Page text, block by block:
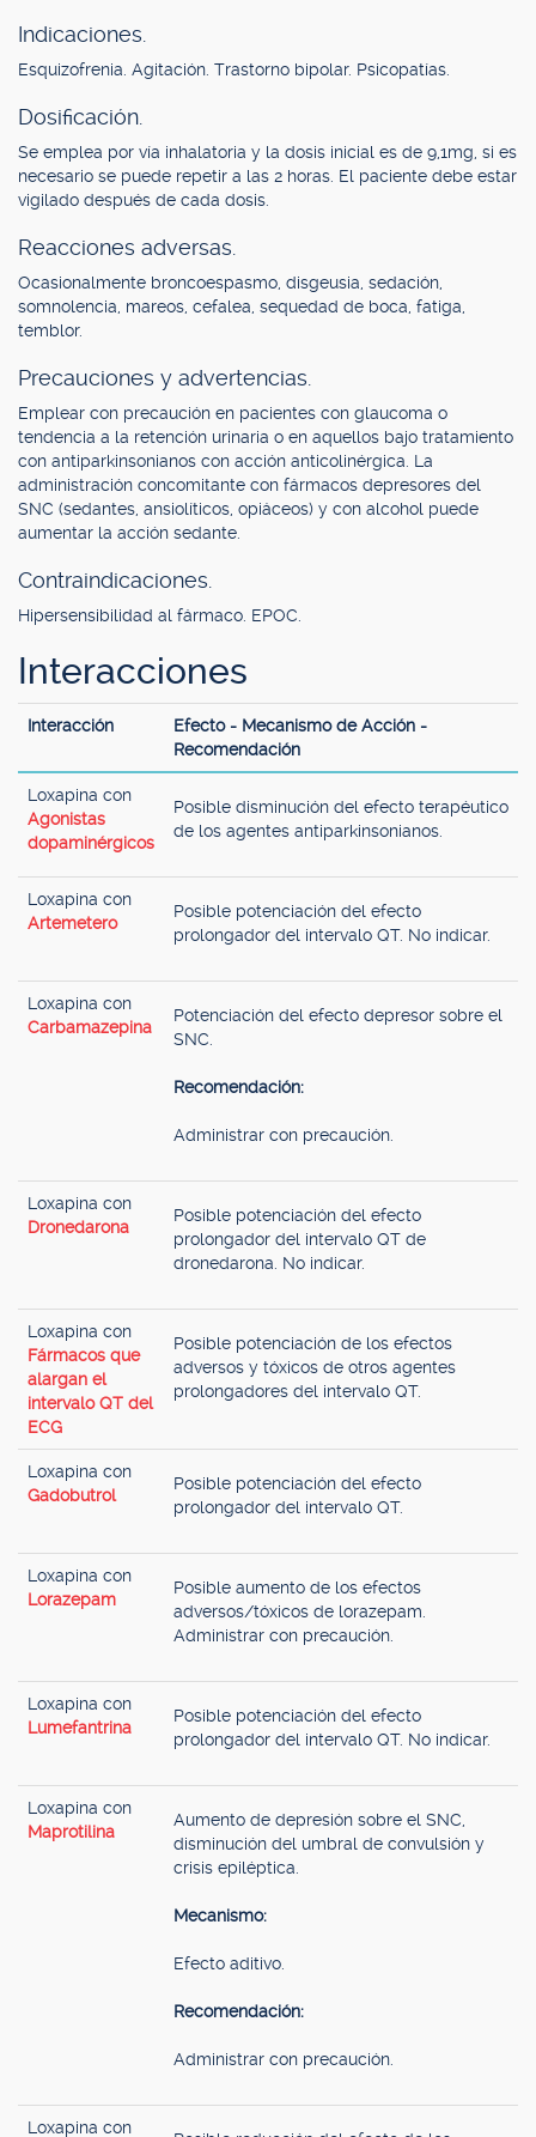
Indicaciones.
Esquizofrenia. Agitación. Trastorno bipolar. Psicopatías.
Dosificación.
Se emplea por vía inhalatoria y la dosis inicial es de 9,1mg, si es
necesario se puede repetir a las 2 horas. El paciente debe estar
vigilado después de cada dosis.
Reacciones adversas.
Ocasionalmente broncoespasmo, disgeusia, sedación,
somnolencia, mareos, cefalea, sequedad de boca, fatiga,
temblor.
Precauciones y advertencias.
Emplear con precaución en pacientes con glaucoma o
tendencia a la retención urinaria o en aquellos bajo tratamiento
con antiparkinsonianos con acción anticolinérgica. La
administración concomitante con fármacos depresores del
SNC (sedantes, ansiolíticos, opiáceos) y con alcohol puede
aumentar la acción sedante.
Contraindicaciones.
Hipersensibilidad al fármaco. EPOC.
Interacciones
Interacción
Efecto - Mecanismo de Acción -
Recomendación
Loxapina con
Agonistas
dopaminérgicos
Posible disminución del efecto terapéutico
de los agentes antiparkinsonianos.
Loxapina con
Artemetero
Posible potenciación del efecto
prolongador del intervalo QT. No indicar.
Loxapina con
Carbamazepina
Potenciación del efecto depresor sobre el
SNC.
Recomendación:
Administrar con precaución.
Loxapina con
Dronedarona
Posible potenciación del efecto
prolongador del intervalo QT de
dronedarona. No indicar.
Loxapina con
Fármacos que
alargan el
intervalo QT del
ECG
Posible potenciación de los efectos
adversos y tóxicos de otros agentes
prolongadores del intervalo QT.
Loxapina con
Gadobutrol
Posible potenciación del efecto
prolongador del intervalo QT.
Loxapina con
Lorazepam
Posible aumento de los efectos
adversos/tóxicos de lorazepam.
Administrar con precaución.
Loxapina con
Lumefantrina
Posible potenciación del efecto
prolongador del intervalo QT. No indicar.
Loxapina con
Maprotilina
Aumento de depresión sobre el SNC,
disminución del umbral de convulsión y
crisis epiléptica.
Mecanismo:
Efecto aditivo.
Recomendación:
Administrar con precaución.
Loxapina con